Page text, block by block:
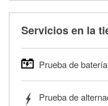
Servicios en la
Prueba de batería
autos, camionetas,
Prueba de